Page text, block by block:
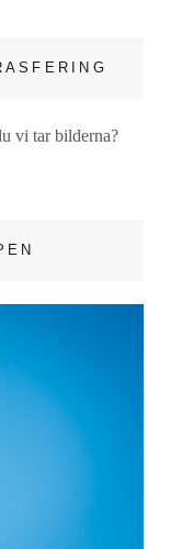
vi tar bilderna?